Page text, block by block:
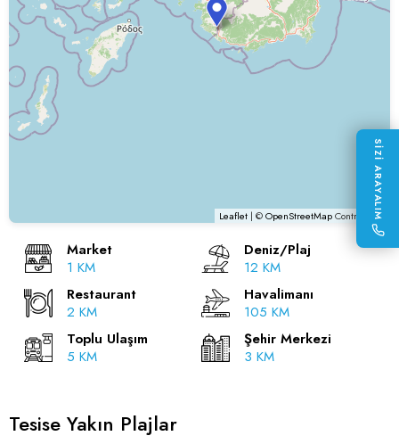
Leaflet | ©OpenStreetMapContributors
Market
1 KM
Deniz/Plaj
12 KM
Restaurant
2 KM
Havalimanı
105 KM
Toplu Ulaşım
5 KM
Şehir Merkezi
3 KM
Tesise Yakın Plajlar
SİZİ ARAYALIM